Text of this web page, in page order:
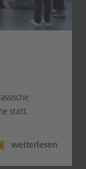
statt.
weiterlesen